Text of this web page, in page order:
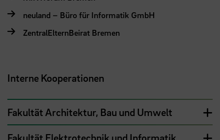
neuland – Büro für Informatik GmbH
ZentralElternBeirat Bremen
Interne Kooperationen
Fakultät Architektur, Bau und Umwelt
Fakultät Elektrotechnik und Informatik